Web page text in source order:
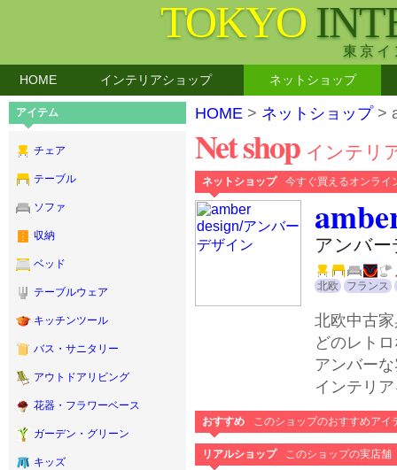
TOKYO
東京イ
HOME インテリアショップ ネットショップ
アイテム
チェア
テーブル
ソファ
収納
ベッド
テーブルウェア
キッチンツール
バス・サニタリー
アウトドアリビング
花器・フラワーベース
ガーデン・グリーン
キッズ
HOME > ネットショップ>
Net shop インテリ
ネットショップ 今すぐ買えるオンライ
アンバ
北欧 フランス
北欧中古
どのレト
アンバー
インテリ
おすすめ このショップのおすすめアイ
リアルショップ このショップの実店舗